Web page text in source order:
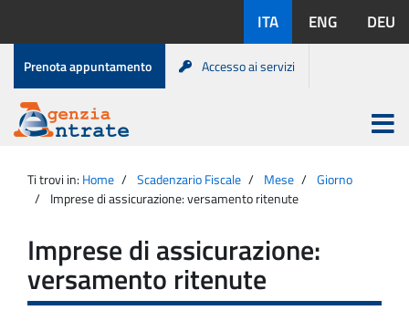
contenuto
disponibili:
ITA ENG DEU
Menu
di
servizio
Prenota appuntamento Accesso ai servizi
Agenzia
Entrate
Apri
menu
principale
Ti trovi in: Home Scadenzario Fiscale Mese
Giorno
Imprese di assicurazione: versamento ritenute
Imprese di assicurazione:
versamento ritenute